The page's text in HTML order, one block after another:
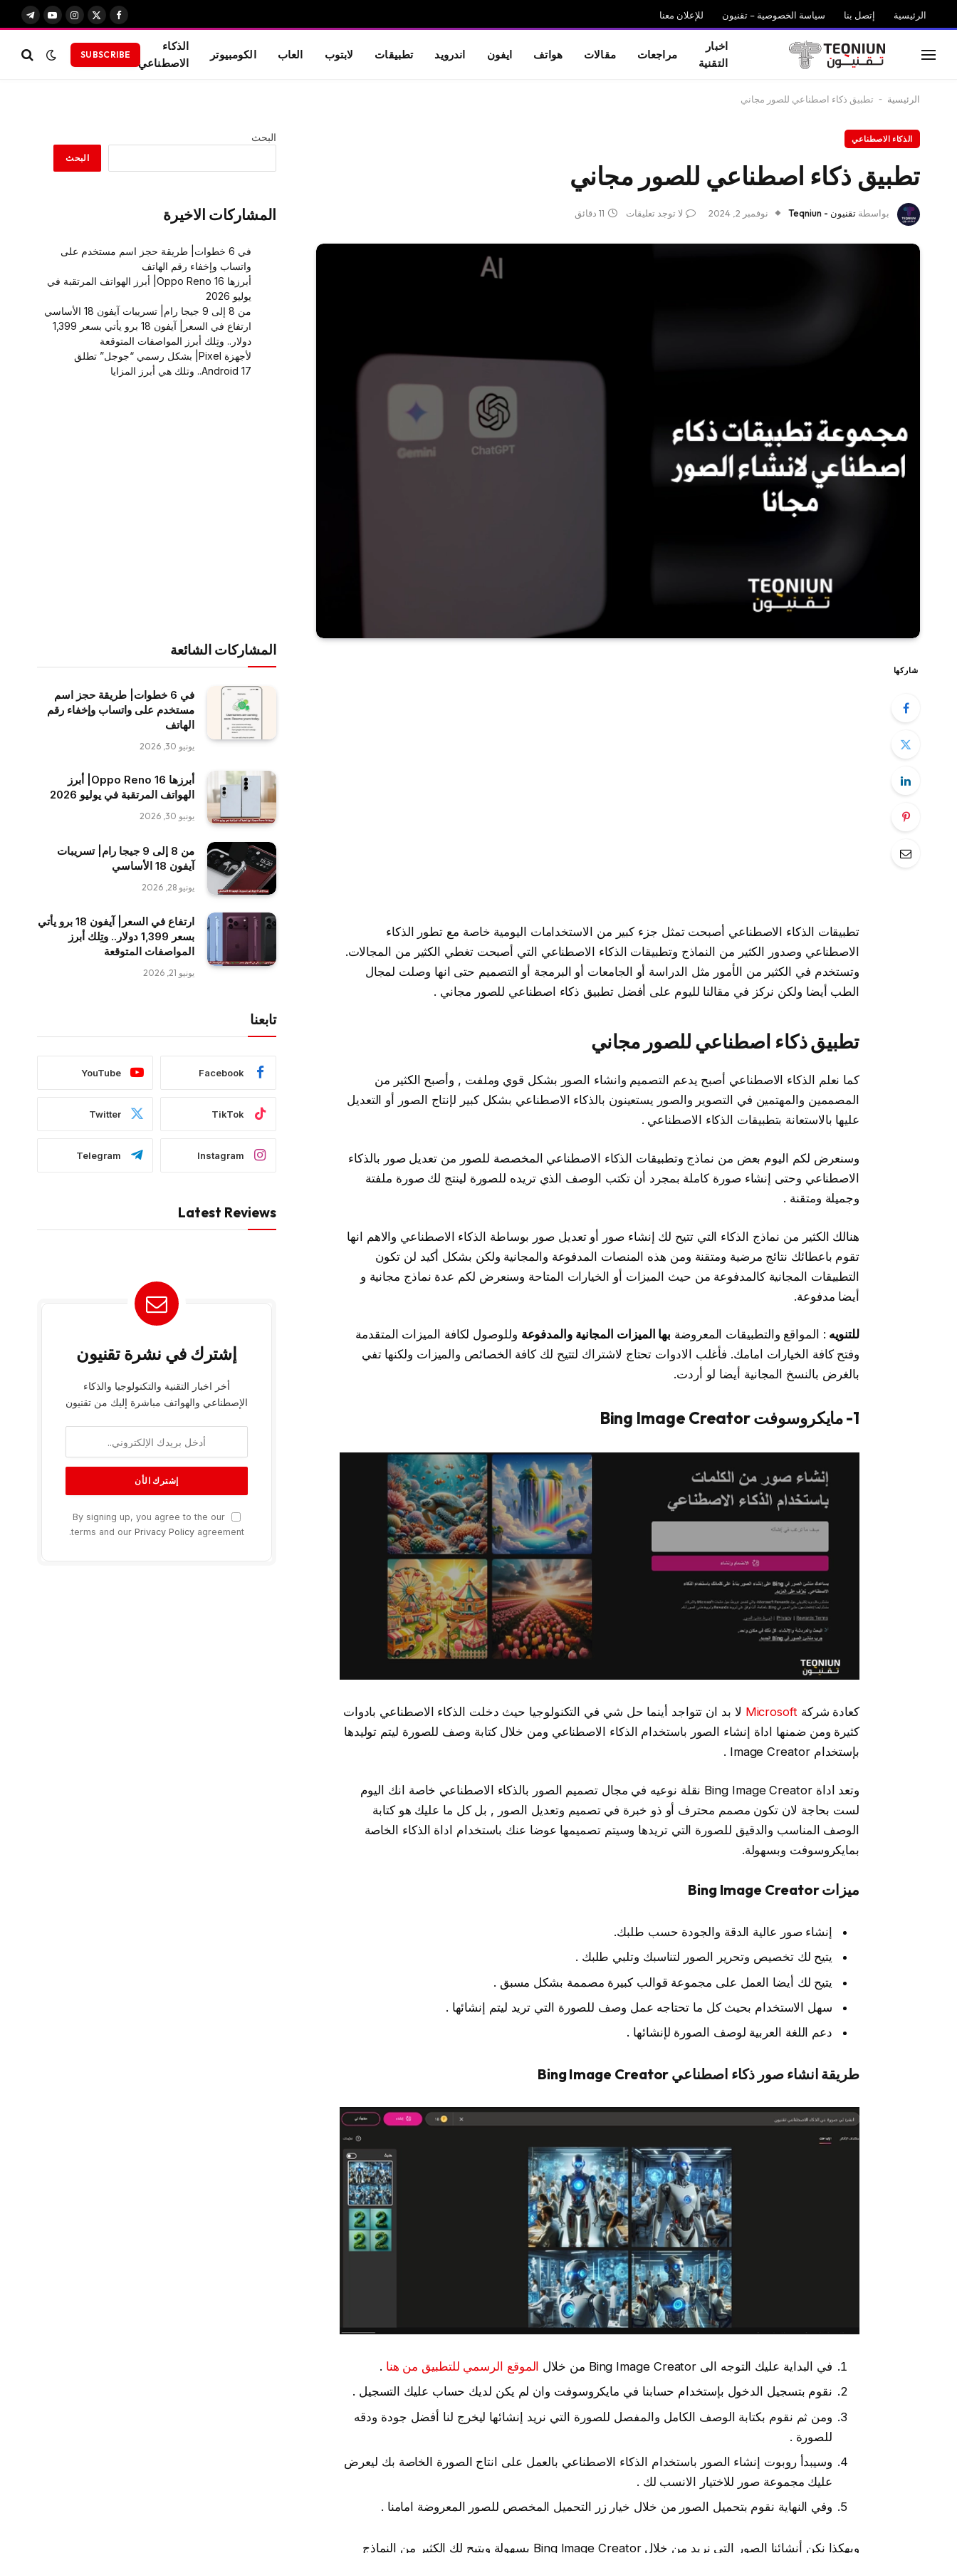
الرئيسية إتصل بنا سياسة الخصوصية – تقنيون للإعلان معنا
فيسبوك
X
الانستغرام
يوتيوبتيلقرام
اخبار
التقنية
مراجعات مقالات هواتف ايفون اندرويد تطبيقات لابتوب العاب الكومبيوتر
الذكاء
الاصطناعي
SUBSCRIBE
الرئيسية - تطبيق ذكاء اصطناعي للصور مجاني
الذكاء الاصطناعي
تطبيق ذكاء اصطناعي للصور مجاني
بواسطة تقنيون - Teqniun نوفمبر 2, 2024 لا توجد تعليقات 11 دقائق
شاركها
تطبيقات الذكاء الاصطناعي أصبحت تمثل جزء كبير من الاستخدامات اليومية خاصة مع تطور الذكاء
الاصطناعي وصدور الكثير من النماذج وتطبيقات الذكاء الاصطناعي التي أصبحت تغطي الكثير من المجالات.
وتستخدم في الكثير من الأمور مثل الدراسة أو الجامعات أو البرمجة أو التصميم حتى انها وصلت لمجال
الطب أيضا ولكن نركز في مقالنا لليوم على أفضل تطبيق ذكاء اصطناعي للصور مجاني .
تطبيق ذكاء اصطناعي للصور مجاني
كما نعلم الذكاء الاصطناعي أصبح يدعم التصميم وانشاء الصور بشكل قوي وملفت , وأصبح الكثير من
المصممين والمهتمين في التصوير والصور يستعينون بالذكاء الاصطناعي بشكل كبير لإنتاج الصور أو التعديل
عليها بالاستعانة بتطبيقات الذكاء الاصطناعي .
وسنعرض لكم اليوم بعض من نماذج وتطبيقات الذكاء الاصطناعي المخصصة للصور من تعديل صور بالذكاء
الاصطناعي وحتى إنشاء صورة كاملة بمجرد أن تكتب الوصف الذي تريده للصورة لينتج لك صورة ملفتة
وجميلة ومتقنة .
هنالك الكثير من نماذج الذكاء التي تتيح لك إنشاء صور أو تعديل صور بوساطة الذكاء الاصطناعي والاهم انها
تقوم باعطائك نتائج مرضية ومتقنة ومن هذه المنصات المدفوعة والمجانية ولكن بشكل أكيد لن تكون
التطبيقات المجانية كالمدفوعة من حيث الميزات أو الخيارات المتاحة وسنعرض لكم عدة نماذج مجانية و
أيضا مدفوعة.
للتنويه : المواقع والتطبيقات المعروضة بها الميزات المجانية والمدفوعة وللوصول لكافة الميزات المتقدمة
وفتح كافة الخيارات امامك. فأغلب الادوات تحتاج لاشتراك لتتيح لك كافة الخصائص والميزات ولكنها تفي
بالغرض بالنسخ المجانية أيضا لو أردت.
1- مايكروسوفت Bing Image Creator
كعادة شركةMicrosoft لا بد ان تتواجد أينما حل شي في التكنولوجيا حيث دخلت الذكاء الاصطناعي بادوات
كثيرة ومن ضمنها اداة إنشاء الصور باستخدام الذكاء الاصطناعي ومن خلال كتابة وصف للصورة ليتم توليدها
بإستخدام Image Creator .
وتعد اداة Bing Image Creator نقلة نوعيه في مجال تصميم الصور بالذكاء الاصطناعي خاصة انك اليوم
لست بحاجة لان تكون مصمم محترف أو ذو خبرة في تصميم وتعديل الصور , بل كل ما عليك هو كتابة
الوصف المناسب والدقيق للصورة التي تريدها وسيتم تصميمها عوضا عنك باستخدام اداة الذكاء الخاصة
بمايكروسوفت وبسهولة.
ميزات Bing Image Creator
إنشاء صور عالية الدقة والجودة حسب طلبك.
يتيح لك تخصيص وتحرير الصور لتناسبك وتلبي طلبك .
يتيح لك أيضا العمل على مجموعة قوالب كبيرة مصممة بشكل مسبق .
سهل الاستخدام بحيث كل ما تحتاجه عمل وصف للصورة التي تريد ليتم إنشائها .
دعم اللغة العربية لوصف الصورة لإنشائها .
طريقة انشاء صور ذكاء اصطناعي Bing Image Creator
في البداية عليك التوجه الى Bing Image Creator من خلال الموقع الرسمي للتطبيق من هنا .
نقوم بتسجيل الدخول بإستخدام حسابنا في مايكروسوفت وان لم يكن لديك حساب عليك التسجيل .
ومن ثم نقوم بكتابة الوصف الكامل والمفصل للصورة التي نريد إنشائها ليخرج لنا أفضل جودة ودقه
للصورة .
وسيبدأ روبوت إنشاء الصور باستخدام الذكاء الاصطناعي بالعمل على انتاج الصورة الخاصة بك ليعرض
عليك مجموعة صور للاختيار الانسب لك .
وفي النهاية نقوم بتحميل الصور من خلال خيار زر التحميل المخصص للصور المعروضة امامنا .
وبهكذا نكن أنشائنا الصور التي نريد من خلال Bing Image Creator بسهولة ويتيح لك الكثير من النماذج
البحث
البحث
المشاركات الاخيرة
في 6 خطوات| طريقة حجز اسم مستخدم على
واتساب وإخفاء رقم الهاتف
أبرزها Oppo Reno 16| أبرز الهواتف المرتقبة في
يوليو 2026
من 8 إلى 9 جيجا رام| تسريبات آيفون 18 الأساسي
ارتفاع في السعر| آيفون 18 برو يأتي بسعر 1,399
دولار.. وتِلك أبرز المواصفات المتوقعة
لأجهزة Pixel| بشكل رسمي “جوجل” تطلق
Android 17.. وتلك هي أبرز المزايا
المشاركات الشائعة
في 6 خطوات| طريقة حجز اسم
مستخدم على واتساب وإخفاء رقم
الهاتف
يونيو 30, 2026
أبرزها Oppo Reno 16| أبرز
الهواتف المرتقبة في يوليو 2026
يونيو 30, 2026
من 8 إلى 9 جيجا رام| تسريبات
آيفون 18 الأساسي
يونيو 28, 2026
ارتفاع في السعر| آيفون 18 برو يأتي
بسعر 1,399 دولار.. وتِلك أبرز
المواصفات المتوقعة
يونيو 21, 2026
تابعنا
Facebook
YouTube
TikTok
Twitter
Instagram
Telegram
Latest Reviews
إشترك في نشرة تقنيون
أخر اخبار التقنية والتكنولوجيا والذكاء
الإصطناعي والهواتف مباشرة إليك من تقنيون
By signing up, you agree to the our
terms and our Privacy Policy agreement.